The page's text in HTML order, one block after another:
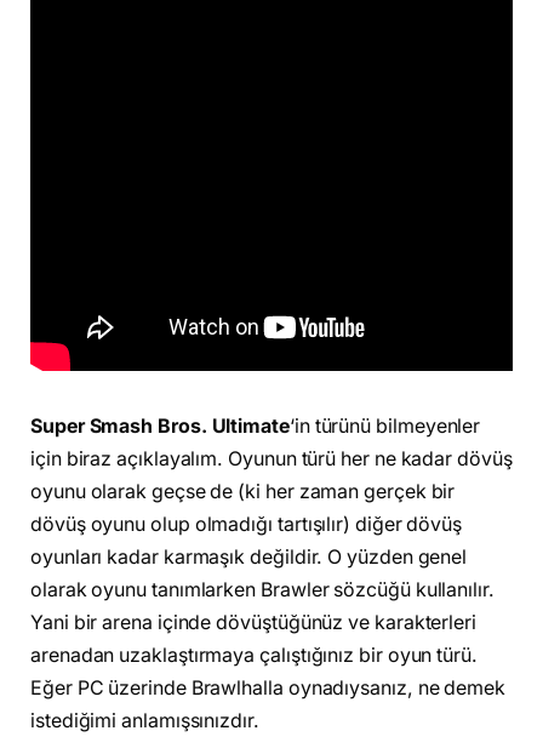
Super Smash Bros. Ultimate‘in türünü bilmeyenler
için biraz açıklayalım. Oyunun türü her ne kadar dövüş
oyunu olarak geçse de (ki her zaman gerçek bir
dövüş oyunu olup olmadığı tartışılır) diğer dövüş
oyunları kadar karmaşık değildir. O yüzden genel
olarak oyunu tanımlarken Brawler sözcüğü kullanılır.
Yani bir arena içinde dövüştüğünüz ve karakterleri
arenadan uzaklaştırmaya çalıştığınız bir oyun türü.
Eğer PC üzerinde Brawlhalla oynadıysanız, ne demek
istediğimi anlamışsınızdır.